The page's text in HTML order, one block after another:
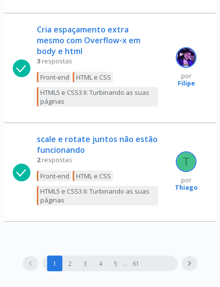
Cria espaçamento extra
mesmo com Overflow-x em
body e html
3 respostas
Front-end
HTML e CSS
HTML5 e CSS3 II: Turbinando as suas
páginas
por
Filipe
scale e rotate juntos não estão
funcionando
2 respostas
Front-end
HTML e CSS
HTML5 e CSS3 II: Turbinando as suas
páginas
por
Thiago
1 2 3 4 5 61